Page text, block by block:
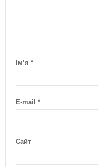
Ім’я *
E-mail *
Сайт